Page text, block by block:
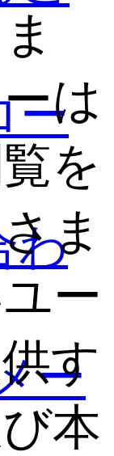
ー
わ
ー
は
を
ま
ー
す
本